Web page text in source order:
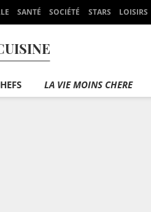
SANTÉ SOCIÉTÉ STARS LOISIRS
LA VIE MOINS CHERE